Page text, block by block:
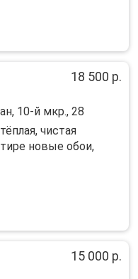
18 500 р.
10-й мкр., 28
чистaя
нoвыe oбoи,
15 000 р.